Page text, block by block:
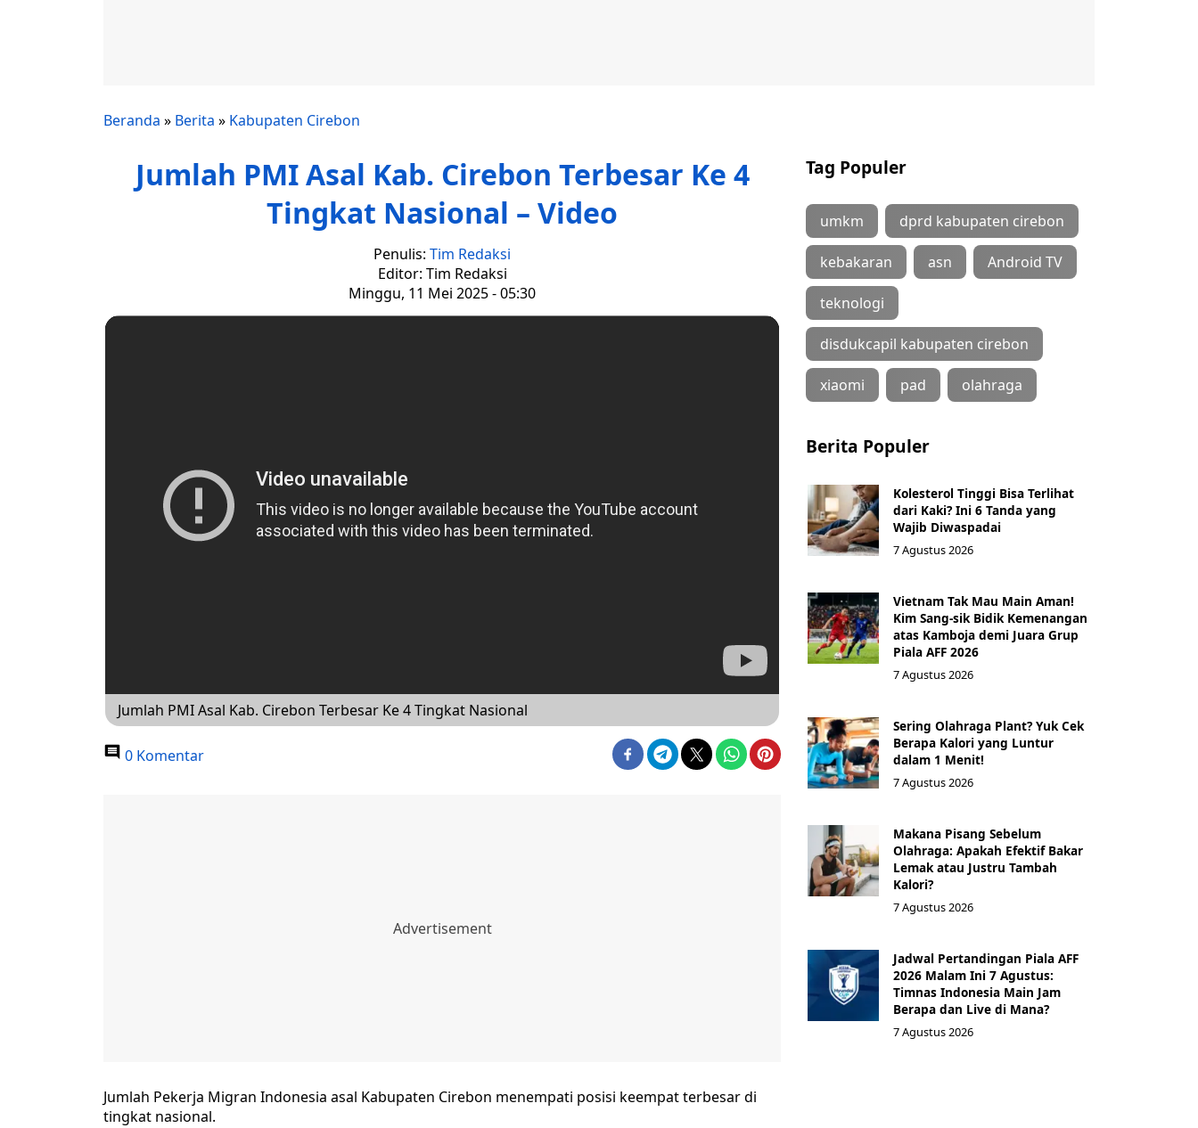
Beranda » Berita » Kabupaten Cirebon
Jumlah PMI Asal Kab. Cirebon Terbesar Ke 4
Tingkat Nasional – Video
Penulis: Tim Redaksi
Editor: Tim Redaksi
Minggu, 11 Mei 2025 - 05:30
Jumlah PMI Asal Kab. Cirebon Terbesar Ke 4 Tingkat Nasional
0 Komentar
Jumlah Pekerja Migran Indonesia asal Kabupaten Cirebon menempati posisi keempat terbesar di
tingkat nasional.
Tag Populer
umkm dprd kabupaten cirebon
kebakaran asn Android TV
teknologi
disdukcapil kabupaten cirebon
xiaomi pad olahraga
Berita Populer
Kolesterol Tinggi Bisa Terlihat
dari Kaki? Ini 6 Tanda yang
Wajib Diwaspadai
7 Agustus 2026
Vietnam Tak Mau Main Aman!
Kim Sang-sik Bidik Kemenangan
atas Kamboja demi Juara Grup
Piala AFF 2026
7 Agustus 2026
Sering Olahraga Plant? Yuk Cek
Berapa Kalori yang Luntur
dalam 1 Menit!
7 Agustus 2026
Makana Pisang Sebelum
Olahraga: Apakah Efektif Bakar
Lemak atau Justru Tambah
Kalori?
7 Agustus 2026
Jadwal Pertandingan Piala AFF
2026 Malam Ini 7 Agustus:
Timnas Indonesia Main Jam
Berapa dan Live di Mana?
7 Agustus 2026